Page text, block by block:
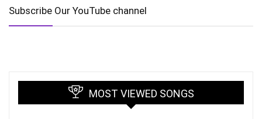
Subscribe Our YouTube channel
MOST VIEWED SONGS